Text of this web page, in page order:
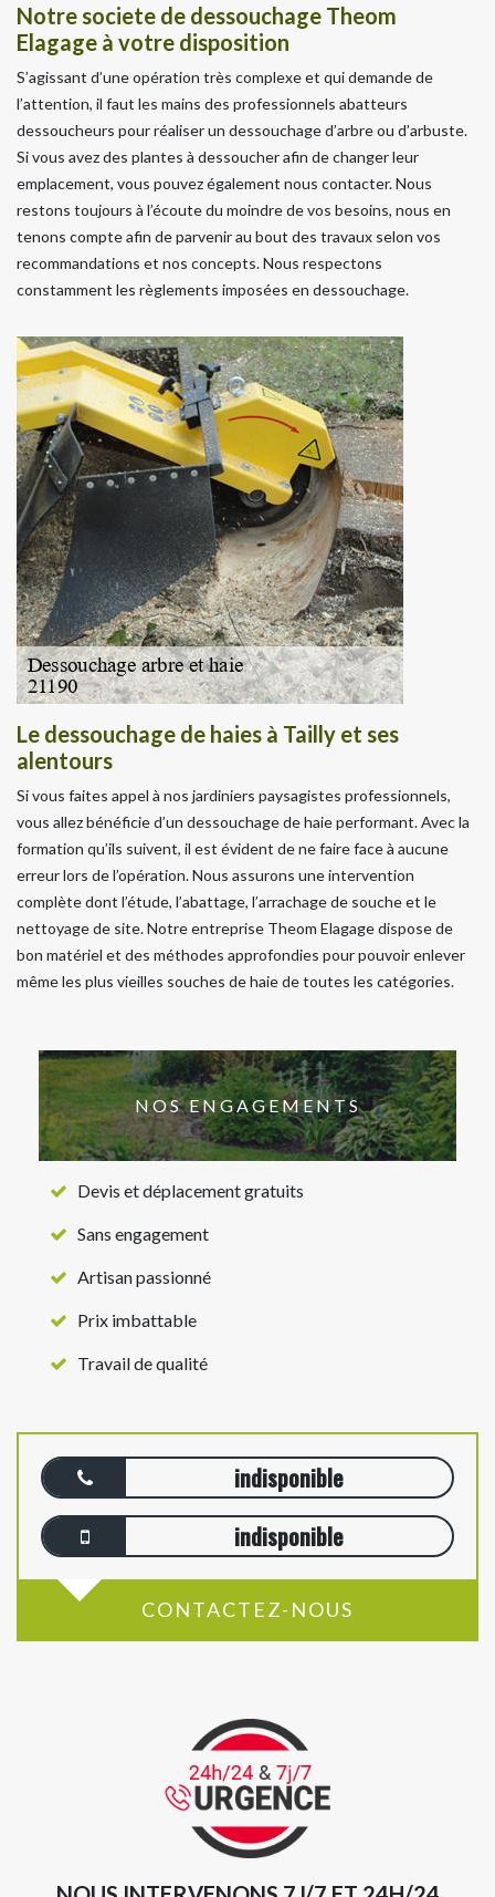
Notre societe de dessouchage Theom
Elagage à votre disposition
S’agissant d’une opération très complexe et qui demande de
l’attention, il faut les mains des professionnels abatteurs
dessoucheurs pour réaliser un dessouchage d’arbre ou d’arbuste.
Si vous avez des plantes à dessoucher afin de changer leur
emplacement, vous pouvez également nous contacter. Nous
restons toujours à l’écoute du moindre de vos besoins, nous en
tenons compte afin de parvenir au bout des travaux selon vos
recommandations et nos concepts. Nous respectons
constamment les règlements imposées en dessouchage.
Le dessouchage de haies à Tailly et ses
alentours
Si vous faites appel à nos jardiniers paysagistes professionnels,
vous allez bénéficie d’un dessouchage de haie performant. Avec la
formation qu’ils suivent, il est évident de ne faire face à aucune
erreur lors de l’opération. Nous assurons une intervention
complète dont l’étude, l’abattage, l’arrachage de souche et le
nettoyage de site. Notre entreprise Theom Elagage dispose de
bon matériel et des méthodes approfondies pour pouvoir enlever
même les plus vieilles souches de haie de toutes les catégories.
NOS ENGAGEMENTS
Devis et déplacement gratuits
Sans engagement
Artisan passionné
Prix imbattable
Travail de qualité
indisponible
indisponible
CONTACTEZ-NOUS